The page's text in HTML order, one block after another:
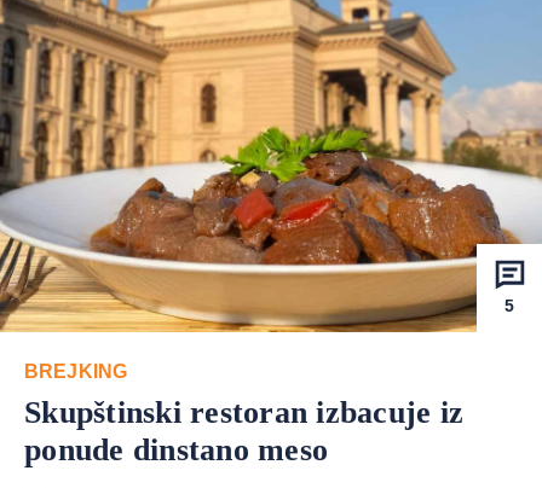
5
BREJKING
Skupštinski restoran izbacuje iz
ponude dinstano meso